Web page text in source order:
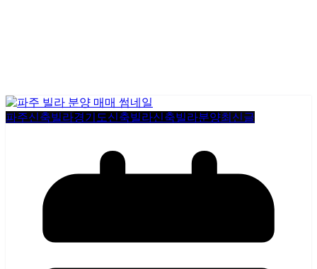
파주신축빌라경기도신축빌라신축빌라분양최신글